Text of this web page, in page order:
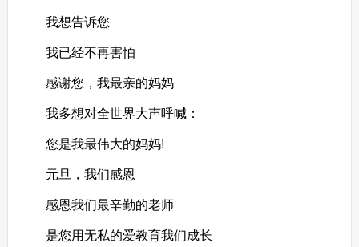
我想告诉您
我已经不再害怕
感谢您，我最亲的妈妈
我多想对全世界大声呼喊：
您是我最伟大的妈妈!
元旦，我们感恩
感恩我们最辛勤的老师
是您用无私的爱教育我们成长